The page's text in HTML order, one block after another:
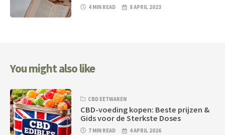
4 MIN READ 8 APRIL 2023
You might also like
CBD EETWAREN
CBD-voeding kopen: Beste prijzen &
Gids voor de Sterkste Doses
7 MIN READ 4 APRIL 2026